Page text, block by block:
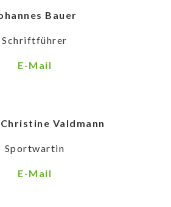
Bauer
Schriftführer
E-Mail
Valdmann
Sportwartin
E-Mail